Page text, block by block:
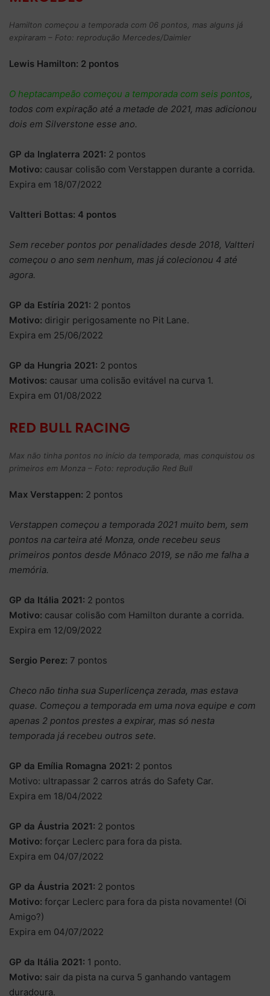
Hamilton começou a temporada com 06 pontos, mas alguns já
expiraram – Foto: reprodução Mercedes/Daimler
Lewis Hamilton: 2 pontos
O heptacampeão começou a temporada com seis pontos,
todos com expiração até a metade de 2021, mas adicionou
dois em Silverstone esse ano.
GP da Inglaterra 2021: 2 pontos
Motivo: causar colisão com Verstappen durante a corrida.
Expira em 18/07/2022
Valtteri Bottas: 4 pontos
Sem receber pontos por penalidades desde 2018, Valtteri
começou o ano sem nenhum, mas já colecionou 4 até
agora.
GP da Estíria 2021: 2 pontos
Motivo: dirigir perigosamente no Pit Lane.
Expira em 25/06/2022
GP da Hungria 2021: 2 pontos
Motivos: causar uma colisão evitável na curva 1.
Expira em 01/08/2022
RED BULL RACING
Max não tinha pontos no início da temporada, mas conquistou os
primeiros em Monza – Foto: reprodução Red Bull
Max Verstappen: 2 pontos
Verstappen começou a temporada 2021 muito bem, sem
pontos na carteira até Monza, onde recebeu seus
primeiros pontos desde Mônaco 2019, se não me falha a
memória.
GP da Itália 2021: 2 pontos
Motivo: causar colisão com Hamilton durante a corrida.
Expira em 12/09/2022
Sergio Perez: 7 pontos
Checo não tinha sua Superlicença zerada, mas estava
quase. Começou a temporada em uma nova equipe e com
apenas 2 pontos prestes a expirar, mas só nesta
temporada já recebeu outros sete.
GP da Emília Romagna 2021: 2 pontos
Motivo: ultrapassar 2 carros atrás do Safety Car.
Expira em 18/04/2022
GP da Áustria 2021: 2 pontos
Motivo: forçar Leclerc para fora da pista.
Expira em 04/07/2022
GP da Áustria 2021: 2 pontos
Motivo: forçar Leclerc para fora da pista novamente! (Oi
Amigo?)
Expira em 04/07/2022
GP da Itália 2021: 1 ponto.
Motivo: sair da pista na curva 5 ganhando vantagem
duradoura.